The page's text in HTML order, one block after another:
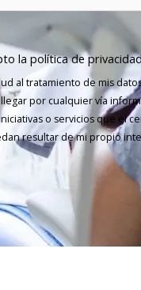
la política de
al tratamiento de mis
por cualquier vía
o servicios que el
resultar de mi propio